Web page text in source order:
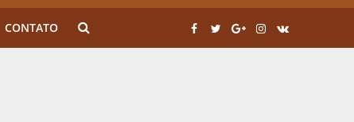
CONTATO